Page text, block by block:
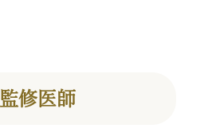
監修医師